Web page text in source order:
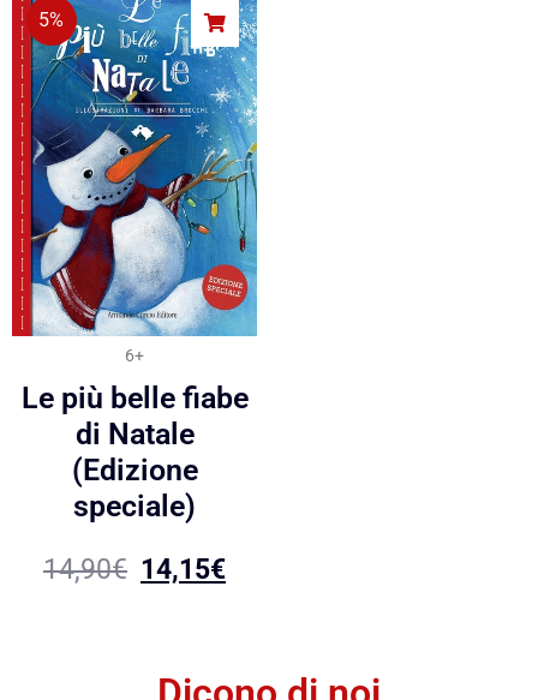
5%
6+
Le più belle fiabe
di Natale
(Edizione
speciale)
14,90€ 14,15€